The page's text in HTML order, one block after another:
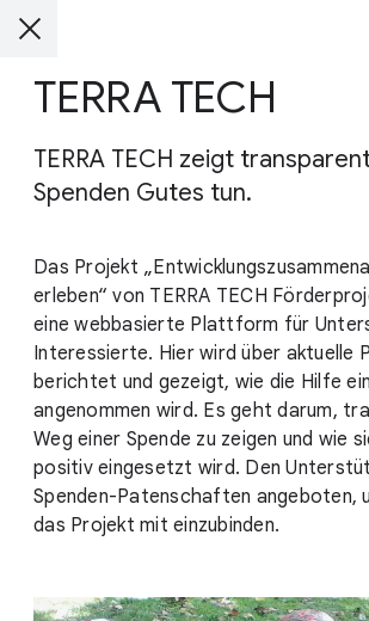
TERRA TECH
TERRA TECH zeigt
Spenden Gutes tun.
Das Projekt
erleben“ von TERRA TECH
eine webbasierte Plattform für
Interessierte. Hier wird über aktuelle
berichtet und gezeigt, wie die Hilfe
angenommen wird. Es geht darum,
Weg einer Spende zu zeigen und wie
positiv eingesetzt wird. Den
Spenden-Patenschaften angeboten,
das Projekt mit einzubinden.